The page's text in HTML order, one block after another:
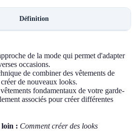
Définition
de la mode qui permet d'adapter
occasions.
de combiner des vêtements de
de nouveaux looks.
fondamentaux de votre garde-
associés pour créer différentes
loin : Comment créer des looks